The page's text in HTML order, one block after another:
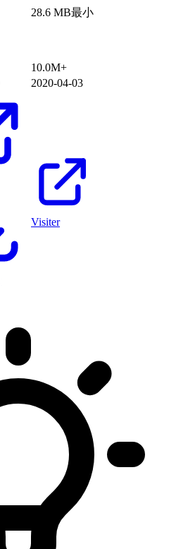
28.6 MB最小
10.0M+
2020-04-03
Visiter